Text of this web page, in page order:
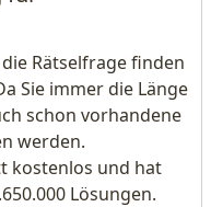
Rätselfrage finden
Sie immer die Länge
schon vorhandene
werden.
kostenlos und hat
Lösungen.